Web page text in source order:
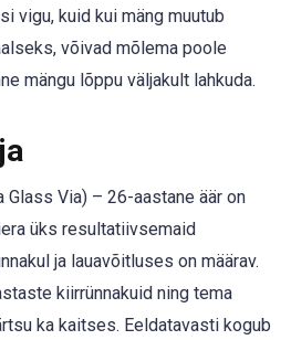
vigu, kuid kui mäng muutub
võivad mõlema poole
mängu lõppu väljakult lahkuda.
Glass Via) – 26-aastane äär on
üks resultatiivsemaid
ja lauavõitluses on määrav.
kiirrünnakuid ning tema
ka kaitses. Eeldatavasti kogub